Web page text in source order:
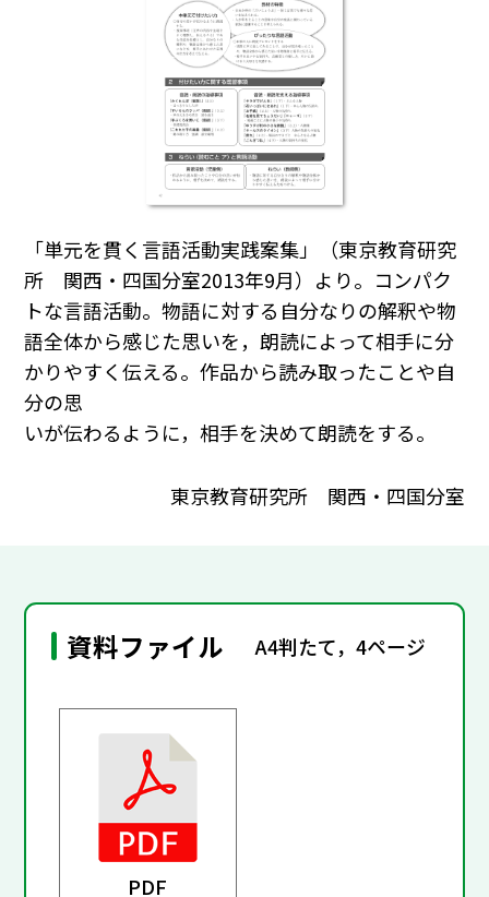
「単元を貫く言語活動実践案集」（東京教育研究
所 関西・四国分室2013年9月）より。コンパク
トな言語活動。物語に対する自分なりの解釈や物
語全体から感じた思いを，朗読によって相手に分
かりやすく伝える。作品から読み取ったことや自
分の思
いが伝わるように，相手を決めて朗読をする。
東京教育研究所 関西・四国分室
資料ファイル A4判たて，4ページ
PDF